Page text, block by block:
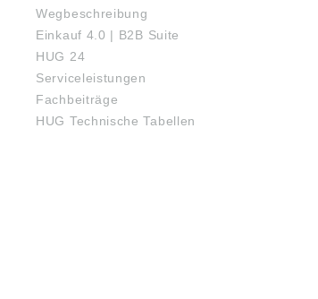
Wegbeschreibung
Einkauf 4.0 | B2B Suite
HUG 24
Serviceleistungen
Fachbeiträge
HUG Technische Tabellen